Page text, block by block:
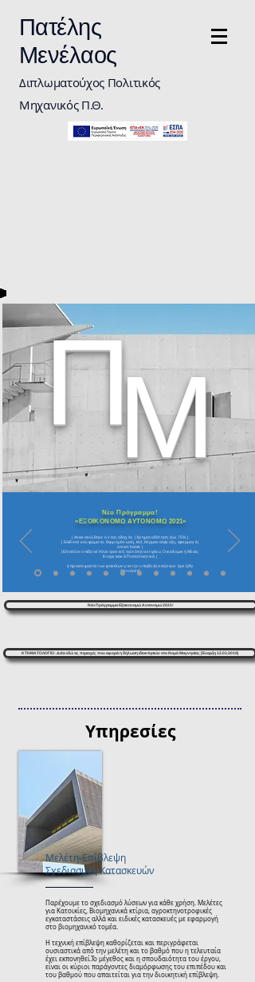
Πατέλης
Μενέλαος
Διπλωματούχος Πολιτικός
Μηχανικός Π.Θ.
ΠΜ
Νέο Πρόγραμμα!
«ΕΞΟΙΚΟΝΟΜΩ ΑΥΤΟΝΟΜΩ 2021»
| Ανακοινώθηκε ο νέος οδηγός | Χρηματοδότηση έως 75% |
| Επιδοτεί κουφώματα, θερμομόνωση, led, θέρμανση/ψύξη, εφαρμογές
smart home |
| Επιπλέον επιδοτεί Ηλεκτρονική ταυτότητα κτιρίου, Οικοδομική Άδεια,
Ενεργειακά Πιστοποιητικά |
η προετοιμασία των φακέλων για την υποβολή αιτήσεων έχει ήδη
ξεκινήσει!!
Νέο Πρόγραμμα Εξοικονομώ Αυτονομώ 2021!
ΚΤΗΜΑΤΟΛΟΓΙΟ: Δείτε εδώ τις περιοχές που αφορά η δήλωση ιδιοκτησιών στο Νομό Μαγνησίας |Έναρξη 12.03.2019|
Υπηρεσίες
Μελέτη-Επίβλεψη
Σχεδιασμός Κατασκευών
Παρέχουμε το σχεδιασμό λύσεων για κάθε χρήση. Μελέτες
για Κατοικίες, Βιομηχανικά κτίρια, αγροκτηνοτροφικές
εγκαταστάσεις αλλά και ειδικές κατασκευές με εφαρμογή
στο βιομηχανικό τομέα.
Η τεχνική επίβλεψη καθορίζεται και περιγράφεται
ουσιαστικά από την μελέτη και το βαθμό που η τελευταία
έχει εκπονηθεί.Το μέγεθος και η σπουδαιότητα του έργου,
είναι οι κύριοι παράγοντες διαμόρφωσης του επιπέδου και
του βαθμού που απαιτείται για την διοικητική επίβλεψη.